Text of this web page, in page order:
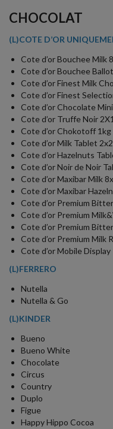
CHOCOLAT
(L)COTE D’OR
Cote d’or Bouchee Milk
Cote d’or Bouchee
Cote d’or Finest Milk
Cote d’or Finest
Cote d’or Chocolate
Cote d’or Truffe Noir
Cote d’or Chokotoff 1kg
Cote d’or Milk Tablet
Cote d’or Hazelnuts
Cote d’or Noir de Noir
Cote d’or Maxibar Milk
Cote d’or Maxibar
Cote d’or Premium
Cote d’or Premium
Cote d’or Premium
Cote d’or Premium Milk
Cote d’or Mobile Display
(L)FERRERO
Nutella
Nutella & Go
(L)KINDER
Bueno
Bueno White
Chocolate
Circus
Country
Duplo
Figue
Happy Hippo Cocoa